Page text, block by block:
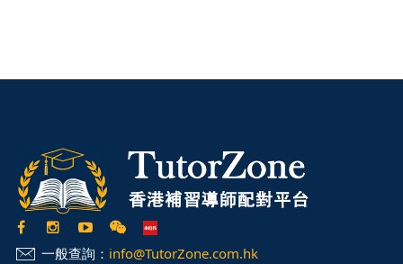
一般查詢： info@TutorZone.com.hk